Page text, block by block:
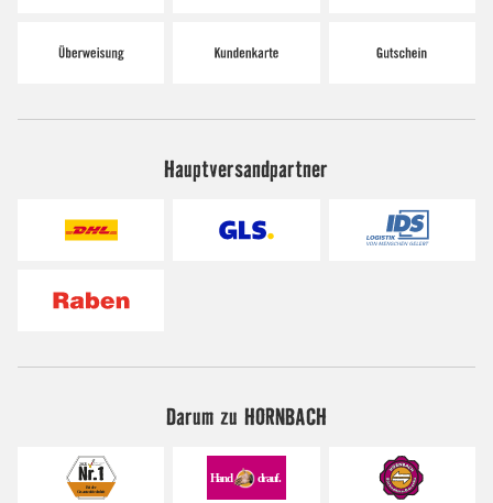
Hauptversandpartner
Darum zu HORNBACH